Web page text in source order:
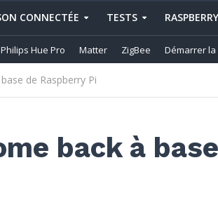
CONNECTÉE TESTS RASPBERRY
Philips Hue Pro Matter ZigBee Démarrer
de Raspberry Pi
back à base